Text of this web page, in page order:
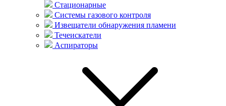
Стационарные
Системы газового контроля
Извещатели обнаружения пламени
Течеискатели
Аспираторы